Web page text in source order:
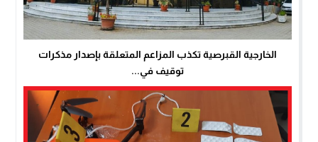
الخارجية القبرصية تكذب المزاعم المتعلقة بإصدار مذكرات
توقيف في...